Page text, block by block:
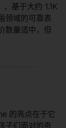
基于大约 1.1K
领域的可靠表
数量适中，但
的亮点在于它
子们面对的奇